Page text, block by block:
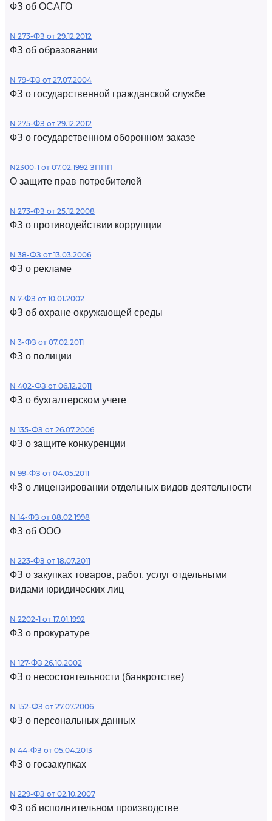
ФЗ об ОСАГО
N 273-ФЗ от 29.12.2012
ФЗ об образовании
N 79-ФЗ от 27.07.2004
ФЗ о государственной гражданской службе
N 275-ФЗ от 29.12.2012
ФЗ о государственном оборонном заказе
N2300-1 от 07.02.1992 ЗППП
О защите прав потребителей
N 273-ФЗ от 25.12.2008
ФЗ о противодействии коррупции
N 38-ФЗ от 13.03.2006
ФЗ о рекламе
N 7-ФЗ от 10.01.2002
ФЗ об охране окружающей среды
N 3-ФЗ от 07.02.2011
ФЗ о полиции
N 402-ФЗ от 06.12.2011
ФЗ о бухгалтерском учете
N 135-ФЗ от 26.07.2006
ФЗ о защите конкуренции
N 99-ФЗ от 04.05.2011
ФЗ о лицензировании отдельных видов деятельности
N 14-ФЗ от 08.02.1998
ФЗ об ООО
N 223-ФЗ от 18.07.2011
ФЗ о закупках товаров, работ, услуг отдельными
видами юридических лиц
N 2202-1 от 17.01.1992
ФЗ о прокуратуре
N 127-ФЗ 26.10.2002
ФЗ о несостоятельности (банкротстве)
N 152-ФЗ от 27.07.2006
ФЗ о персональных данных
N 44-ФЗ от 05.04.2013
ФЗ о госзакупках
N 229-ФЗ от 02.10.2007
ФЗ об исполнительном производстве